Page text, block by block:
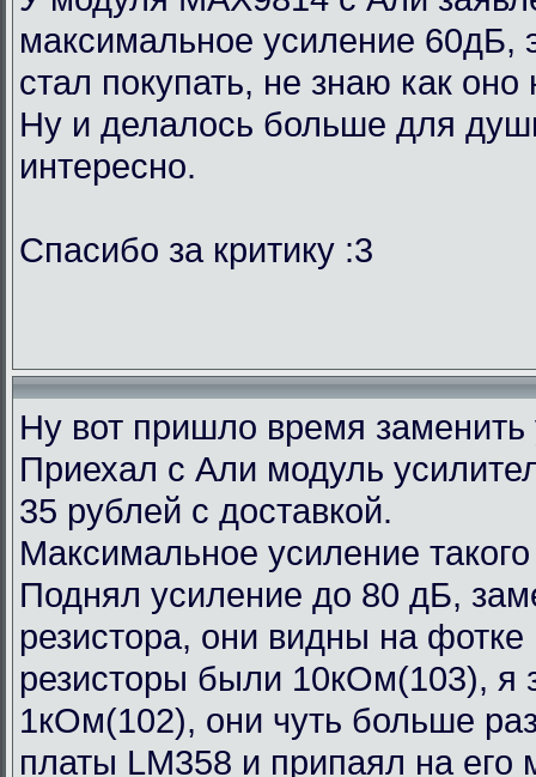
максимальное усиление 60дБ,
стал покупать, не знаю как
Ну и делалось больше для
интересно.
Спасибо за критику :3
Ну вот пришло время
Приехал с Али модуль
35 рублей с доставкой.
Максимальное усиление
Поднял усиление до 80 дБ,
резистора, они видны на
резисторы были 10кОм(103), я
1кОм(102), они чуть больше
платы LM358 и припаял на его